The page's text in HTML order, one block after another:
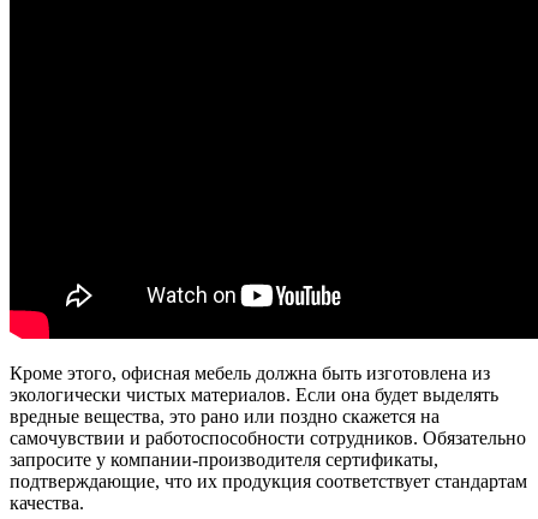
Кроме этого, офисная мебель должна быть изготовлена из
экологически чистых материалов. Если она будет выделять
вредные вещества, это рано или поздно скажется на
самочувствии и работоспособности сотрудников. Обязательно
запросите у компании-производителя сертификаты,
подтверждающие, что их продукция соответствует стандартам
качества.